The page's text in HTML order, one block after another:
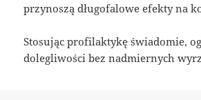
przynoszą długofalowe efekty na
Stosując profilaktykę świadomie,
dolegliwości bez nadmiernych